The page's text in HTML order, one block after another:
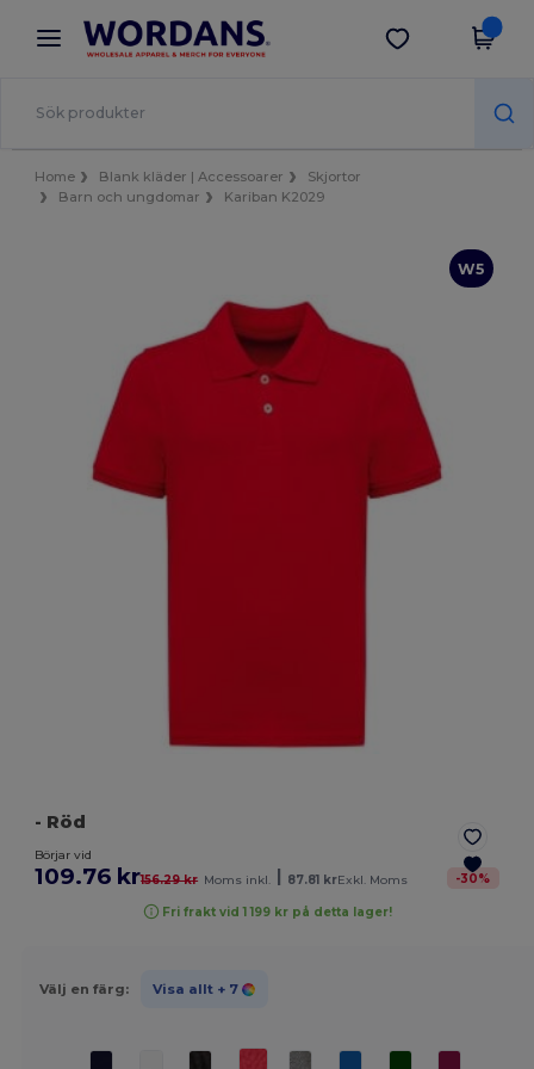
× Wordans-app
Bättre priser i appen!
Hämta app
Home Blank kläder | Accessoarer
Skjortor
Barn och ungdomar
Kariban K2029
W5
- Röd
Börjar vid
109.76 kr156.29 kr Moms inkl. 87.81 krExkl. Moms -30%
Fri frakt vid 1 199 kr på detta lager!
Välj en färg: Visa allt + 7